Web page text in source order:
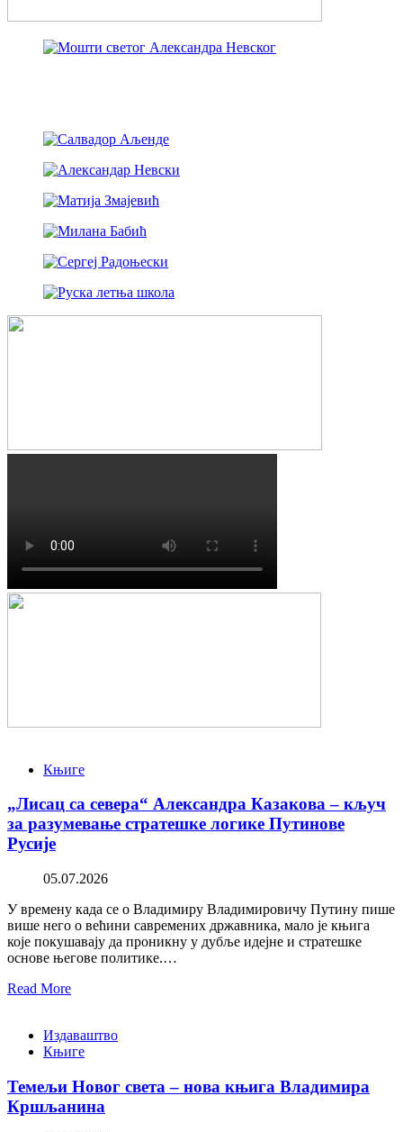
Књиге
„Лисац са севера“ Александра Казакова – кључ
за разумевање стратешке логике Путинове
Русије
05.07.2026
У времену када се о Владимиру Владимировичу Путину пише
више него о већини савремених државника, мало је књига
које покушавају да проникну у дубље идејне и стратешке
основе његове политике.…
Read More
Издаваштво
Књиге
Темељи Новог света – нова књига Владимира
Кршљанина